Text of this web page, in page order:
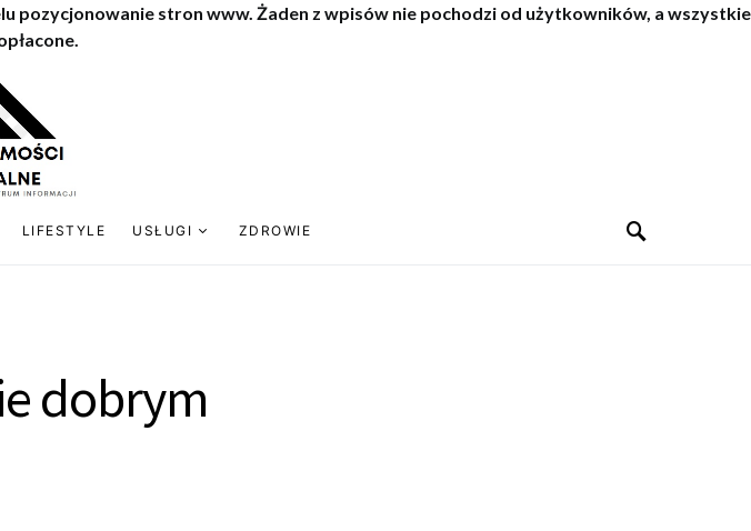
pozycjonowanie stron www. Żaden z wpisów nie pochodzi od użytkowników, a wszystkie
LIFESTYLE USŁUGI ZDROWIE
dobrym